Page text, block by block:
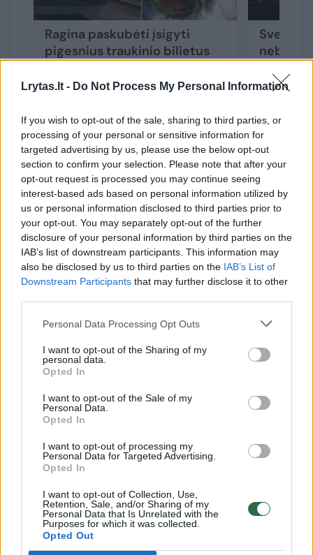
Lrytas.lt - Do Not Process My Personal Information
If you wish to opt-out of the sale, sharing to third parties, or
processing of your personal or sensitive information for
targeted advertising by us, please use the below opt-out
section to confirm your selection. Please note that after your
opt-out request is processed you may continue seeing
interest-based ads based on personal information utilized by
us or personal information disclosed to third parties prior to
your opt-out. You may separately opt-out of the further
disclosure of your personal information by third parties on the
IAB’s list of downstream participants. This information may
also be disclosed by us to third parties on the IAB’s List of
Downstream Participants that may further disclose it to other
Personal Data Processing Opt Outs
I want to opt-out of the Sharing of my
personal data.
Opted In
I want to opt-out of the Sale of my
Personal Data.
Opted In
I want to opt-out of processing my
Personal Data for Targeted Advertising.
Opted In
I want to opt-out of Collection, Use,
Retention, Sale, and/or Sharing of my
Personal Data that Is Unrelated with the
Purposes for which it was collected.
Opted Out
Ragina paskubėti įsigyti
pigesnius traukinio bilietus
solidžia nuolaida
šimtų
Pasak A. Žiukelio, šiemet fiksuojamas ne tik
išaugusių automobilių vagysčių skaičius, bet
ir jų pobūdžio pokyčiai.
„Vis daugiau klientų kreipiasi dėl naujesnių ir
prabangesnių automobilių vagysčių –
vagiami naujesni „Toyota“ ir „Lexus“
automobiliai. Vagiami automobiliai yra gana
nauji ir brangūs, todėl tai ne tas atvejis,
kuomet vagišių grobis būna išardomas
detalių rinkoje“, – teigia BTA Ekspertizių
skyriaus vadovas.
Policijos teigimu, 2025 m. vagys taip pat
taikosi ne tik į „Toyota“ ir „Lexus“ markės
automobilius, bet ir į „Audi“ bei „BMW“. Tarp
dažniausiai vagišius viliojančių modelių –